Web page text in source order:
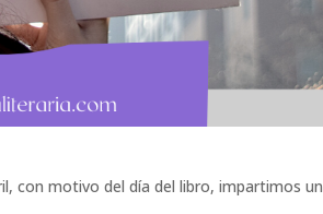
con motivo del día del libro, impartimos